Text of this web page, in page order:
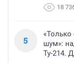
18
5
«Только
шум»:
Ту-214.